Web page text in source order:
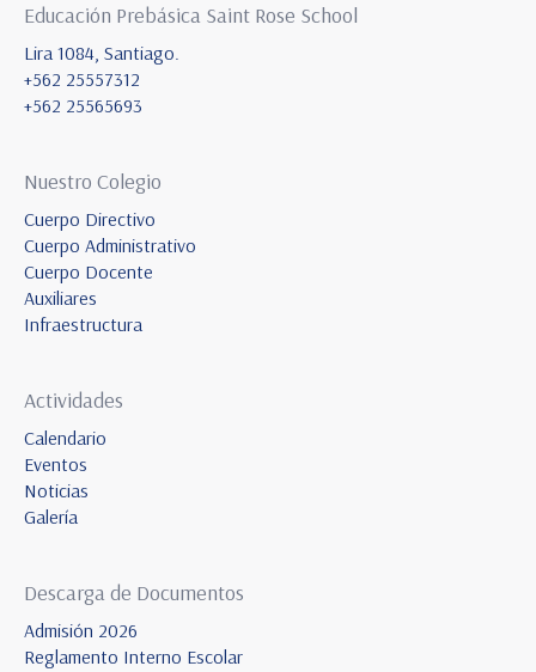
Educación Prebásica Saint Rose School
Lira 1084, Santiago.
+562 25557312
+562 25565693
Nuestro Colegio
Cuerpo Directivo
Cuerpo Administrativo
Cuerpo Docente
Auxiliares
Infraestructura
Actividades
Calendario
Eventos
Noticias
Galería
Descarga de Documentos
Admisión 2026
Reglamento Interno Escolar